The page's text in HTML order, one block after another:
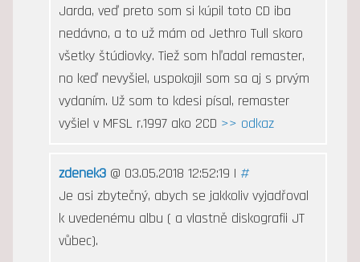
Jarda, veď preto som si kúpil toto CD iba
nedávno, a to už mám od Jethro Tull skoro
všetky štúdiovky. Tiež som hľadal remaster,
no keď nevyšiel, uspokojil som sa aj s prvým
vydaním. Už som to kdesi písal, remaster
vyšiel v MFSL r.1997 ako 2CD >> odkaz
zdenek3@ 03.05.2018 12:52:19 | #
Je asi zbytečný, abych se jakkoliv vyjadřoval
k uvedenému albu ( a vlastně diskografii JT
vůbec).